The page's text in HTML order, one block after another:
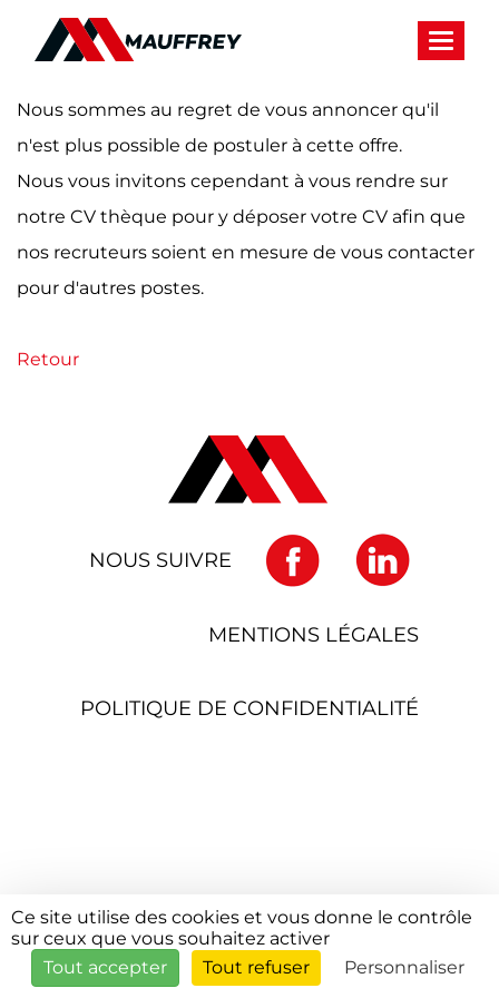
Nous sommes au regret de vous annoncer qu'il
n'est plus possible de postuler à cette offre.
Nous vous invitons cependant à vous rendre sur
notre CV thèque pour y déposer votre CV afin que
nos recruteurs soient en mesure de vous contacter
pour d'autres postes.
Retour
NOUS SUIVRE
MENTIONS LÉGALES
POLITIQUE DE CONFIDENTIALITÉ
Ce site utilise des cookies et vous donne le contrôle
sur ceux que vous souhaitez activer
Tout accepter
Tout refuser Personnaliser